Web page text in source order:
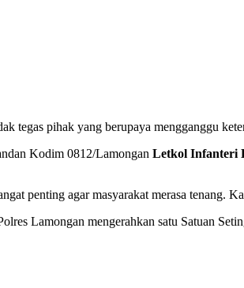
tegas pihak yang berupaya mengganggu
Kodim 0812/Lamongan Letkol Infanteri
penting agar masyarakat merasa tenang.
Lamongan mengerahkan satu Satuan